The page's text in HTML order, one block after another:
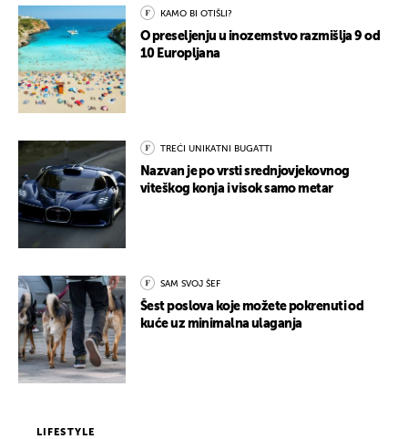
KAMO BI OTIŠLI?
O preseljenju u inozemstvo razmišlja 9 od
10 Europljana
TREĆI UNIKATNI BUGATTI
Nazvan je po vrsti srednjovjekovnog
viteškog konja i visok samo metar
SAM SVOJ ŠEF
Šest poslova koje možete pokrenuti od
kuće uz minimalna ulaganja
LIFESTYLE